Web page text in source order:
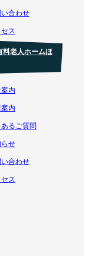
合わせ
ス
料老人ホームほ
内
案内
あるご質問
せ
合わせ
ス